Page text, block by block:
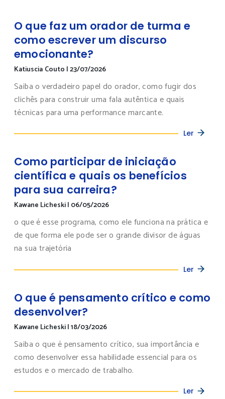
O que faz um orador de turma e
como escrever um discurso
emocionante?
Katiuscia Couto |23/07/2026
Saiba o verdadeiro papel do orador, como fugir dos
clichês para construir uma fala autêntica e quais
técnicas para uma performance marcante.
Ler
Como participar de iniciação
científica e quais os benefícios
para sua carreira?
Kawane Licheski| 06/05/2026
o que é esse programa, como ele funciona na prática e
de que forma ele pode ser o grande divisor de águas
na sua trajetória
Ler
O que é pensamento crítico e como
desenvolver?
Kawane Licheski|18/03/2026
Saiba o que é pensamento crítico, sua importância e
como desenvolver essa habilidade essencial para os
estudos e o mercado de trabalho.
Ler